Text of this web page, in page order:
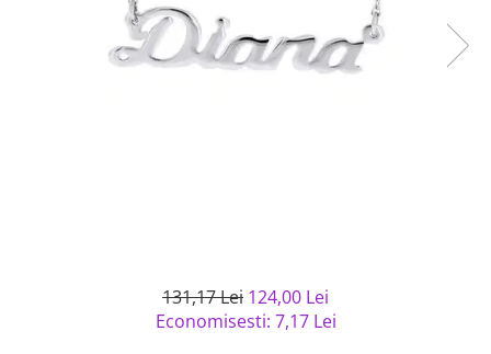
Bijuterii argint placat cu aur
Bijuterii de Lux
Bijuterii gotice si rock
Solutii si lavete de curatare
131,17 Lei 124,00 Lei
Economisesti: 7,17 Lei